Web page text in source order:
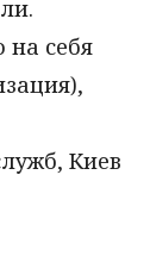
на себя
Киев